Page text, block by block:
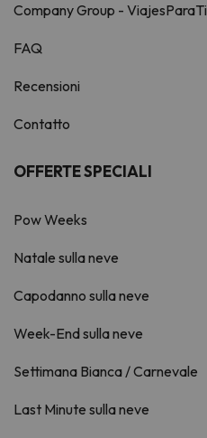
Company Group - ViajesParaTi
FAQ
Recensioni
Contatto
OFFERTE SPECIALI
Pow Weeks
Natale sulla neve
Capodanno sulla neve
Week-End sulla neve
Settimana Bianca / Carnevale
Last Minute sulla neve